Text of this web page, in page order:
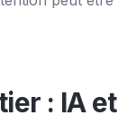
: IA et